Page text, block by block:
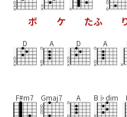
ボ ケ たふ
D A D A
F#m7 Gmaj7 A B♭dim